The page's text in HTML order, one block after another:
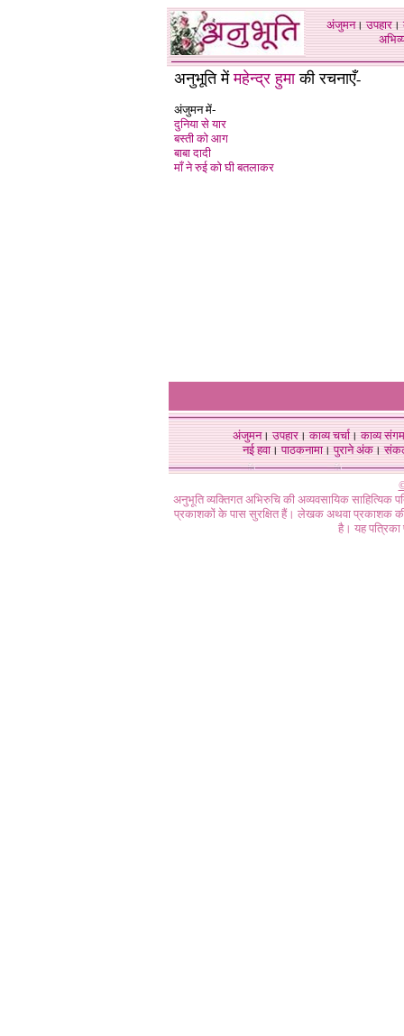
अंजुमन।उपहार।
अनुभूति मेंमहेन्द्र हुमाकी रचनाएँ-
अंजुमन में-
दुनिया से यार
बस्ती को आग
बाबा दादी
माँ ने रुई को घी बतलाकर
अंजुमन।उपहार।काव्य चर्चा।काव्य संगम
नई हवा। पाठकनामा। पुराने अंक।
अनुभूति व्यक्तिगत अभिरुचि की अव्यवसायिक
प्रकाशकों के पास सुरक्षित हैं। लेखक अथवा प्रकाशक की
है। यह पत्रिका